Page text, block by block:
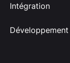
Intégration